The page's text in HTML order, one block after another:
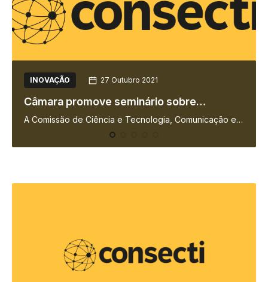
sobre
Comunicação e
GIRO NOS ESTADOS
Governo de Goiás cria
despertar o pensamento
nas crianças
Alunos matriculados no Ensino
ano) na rede pública estadual poderão